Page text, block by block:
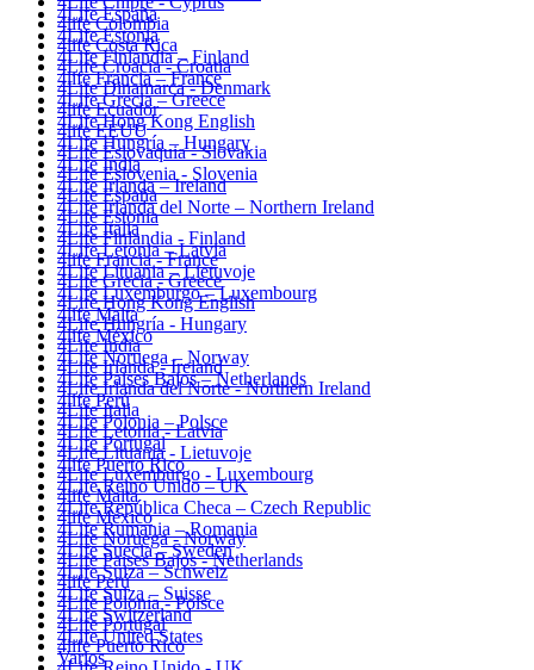
4Life España
4Life Estonia
4Life Finlandia – Finland
4life Francia – France
4Life Grecia – Greece
4Life Hong Kong English
4Life Hungría – Hungary
4Life India
4Life Irlanda – Ireland
4Life Irlanda del Norte – Northern Ireland
4Life Italia
4Life Letonia – Latvia
4Life Lituania – Lietuvoje
4Life Luxemburgo – Luxembourg
4life Malta
4life México
4Life Noruega – Norway
4Life Paises Bajos – Netherlands
4life Perú
4Life Polonia – Polsce
4Life Portugal
4life Puerto Rico
4Life Reino Unido – UK
4Life República Checa – Czech Republic
4Life Rumania – Romania
4Life Suecia – Sweden
4Life Suiza – Schweiz
4Life Suiza – Suisse
4Life Switzerland
4Life United States
Varios
4life Colombia
4life Costa Rica
4Life Croacia - Croatia
4Life Dinamarca - Denmark
4life Ecuador
4life EEUU
4Life Eslovaquia - Slovakia
4Life Eslovenia - Slovenia
4Life España
4Life Estonia
4Life Finlandia - Finland
4life Francia - France
4Life Grecia - Greece
4Life Hong Kong English
4Life Hungría - Hungary
4Life India
4Life Irlanda - Ireland
4Life Irlanda del Norte - Northern Ireland
4Life Italia
4Life Letonia - Latvia
4Life Lituania - Lietuvoje
4Life Luxemburgo - Luxembourg
4life Malta
4life México
4Life Noruega - Norway
4Life Paises Bajos - Netherlands
4life Perú
4Life Polonia - Polsce
4Life Portugal
4life Puerto Rico